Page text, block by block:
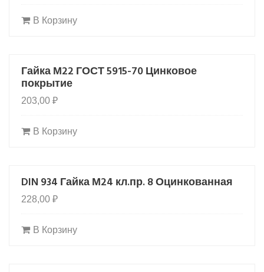
В Корзину
Гайка М22 ГОСТ 5915-70 Цинковое
покрытие
203,00 ₽
В Корзину
DIN 934 Гайка М24 кл.пр. 8 Оцинкованная
228,00 ₽
В Корзину